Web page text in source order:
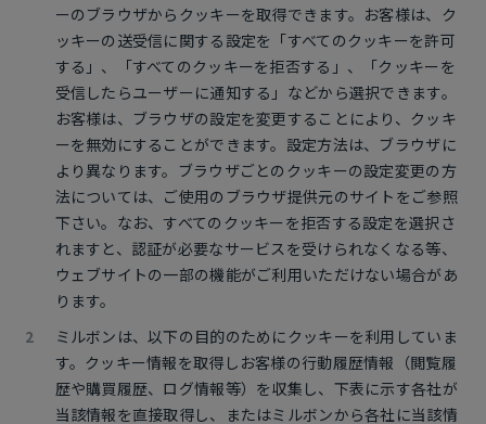
ーのブラウザからクッキーを取得できます。お客様は、ク
ッキーの送受信に関する設定を「すべてのクッキーを許可
する」、「すべてのクッキーを拒否する」、「クッキーを
受信したらユーザーに通知する」などから選択できます。
お客様は、ブラウザの設定を変更することにより、クッキ
ーを無効にすることができます。設定方法は、ブラウザに
より異なります。ブラウザごとのクッキーの設定変更の方
法については、ご使用のブラウザ提供元のサイトをご参照
下さい。なお、すべてのクッキーを拒否する設定を選択さ
れますと、認証が必要なサービスを受けられなくなる等、
ウェブサイトの一部の機能がご利用いただけない場合があ
ります。
ミルボンは、以下の目的のためにクッキーを利用していま
す。クッキー情報を取得しお客様の行動履歴情報（閲覧履
歴や購買履歴、ログ情報等）を収集し、下表に示す各社が
当該情報を直接取得し、またはミルボンから各社に当該情